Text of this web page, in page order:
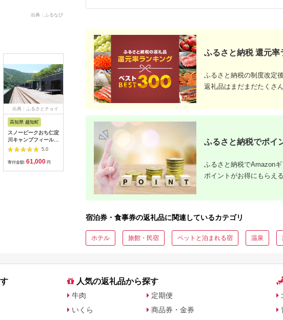
出典：ふるなび
出典：ふるさとチョイ
高知県 越知町
スノーピークおち仁淀
川キャンプフィールド
「住箱-jyubako-」ペ
ア宿泊チケット
5.0
寄付金額: 61,000 円
出典：ふるさとプレミ
アム
富山県 立山町
立山町 宿泊施設 宿泊
券 15,000円分 (寄附
額 60,000円) 宿泊チ
ケット 宿泊 宿 山小屋
山荘 ホテル 旅 旅行
観光 レジャー チケッ
ト 登山 トレッキング
アルペンルート 山岳
寄付金額:60,000円
出典：ふるなび
岐阜県 土岐市
うなぎ横綱 名物 ひつ
/ 鰻 ご飯 チケット 旅
行 お出かけ うなぎ 食
事 ランチ ディナー ペ
ア 夫婦 カップル 送料
無料[MFA002]
5.0
28,000円
出典：ふるさとチョイ
ス
んドック PETベーシ
ックコース受診チケッ
寄付金額: 320,000 円
ふるさと納税 還元
ふるさと納税の制度改定
返礼品はまだまだたくさ
ふるさと納税でポイ
ふるさと納税でAmazon
ポイントがお得にもらえ
宿泊券・食事券の返礼品に関連しているカテゴリ
ホテル 旅館・民宿 ペットと泊まれる宿 温泉
人気の返礼品から探す
牛肉
いくら
定期便
商品券・金券